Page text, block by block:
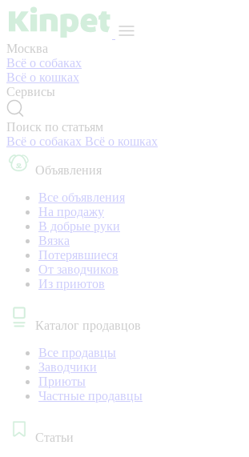
Москва
Всё о собаках
Всё о кошках
Сервисы
Поиск по статьям
Всё о собаках Всё о кошках
Объявления
Все объявления
На продажу
В добрые руки
Вязка
Потерявшиеся
От заводчиков
Из приютов
Каталог продавцов
Все продавцы
Заводчики
Приюты
Частные продавцы
Статьи